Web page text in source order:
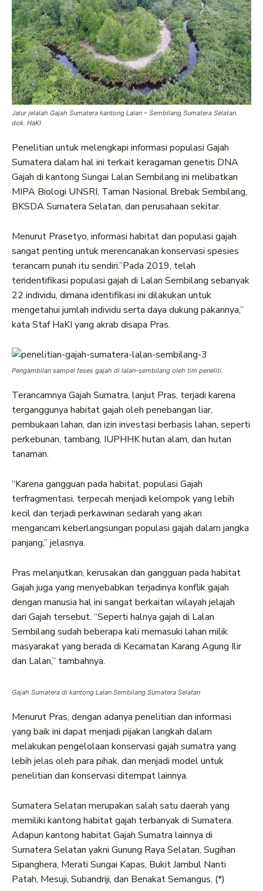
Jalur jelalah Gajah Sumatera kantong Lalan – Sembilang Sumatera Selatan.
dok. HaKI
Penelitian untuk melengkapi informasi populasi Gajah
Sumatera dalam hal ini terkait keragaman genetis DNA
Gajah di kantong Sungai Lalan Sembilang ini melibatkan
MIPA Biologi UNSRI, Taman Nasional Brebak Sembilang,
BKSDA Sumatera Selatan, dan perusahaan sekitar.
Menurut Prasetyo, informasi habitat dan populasi gajah
sangat penting untuk merencanakan konservasi spesies
terancam punah itu sendiri.”Pada 2019, telah
teridentifikasi populasi gajah di Lalan Sembilang sebanyak
22 individu, dimana identifikasi ini dilakukan untuk
mengetahui jumlah individu serta daya dukung pakannya,”
kata Staf HaKI yang akrab disapa Pras.
Pengambilan sampel feses gajah di lalan-sembilang oleh tim peneliti.
Terancamnya Gajah Sumatra, lanjut Pras, terjadi karena
terganggunya habitat gajah oleh penebangan liar,
pembukaan lahan, dan izin investasi berbasis lahan, seperti
perkebunan, tambang, IUPHHK hutan alam, dan hutan
tanaman.
“Karena gangguan pada habitat, populasi Gajah
terfragmentasi, terpecah menjadi kelompok yang lebih
kecil dan terjadi perkawinan sedarah yang akan
mengancam keberlangsungan populasi gajah dalam jangka
panjang,” jelasnya.
Pras melanjutkan, kerusakan dan gangguan pada habitat
Gajah juga yang menyebabkan terjadinya konflik gajah
dengan manusia hal ini sangat berkaitan wilayah jelajah
dari Gajah tersebut. “Seperti halnya gajah di Lalan
Sembilang sudah beberapa kali memasuki lahan milik
masyarakat yang berada di Kecamatan Karang Agung Ilir
dan Lalan,” tambahnya.
Gajah Sumatera di kantong Lalan Sembilang Sumatera Selatan
Menurut Pras, dengan adanya penelitian dan informasi
yang baik ini dapat menjadi pijakan langkah dalam
melakukan pengelolaan konservasi gajah sumatra yang
lebih jelas oleh para pihak, dan menjadi model untuk
penelitian dan konservasi ditempat lainnya.
Sumatera Selatan merupakan salah satu daerah yang
memiliki kantong habitat gajah terbanyak di Sumatera.
Adapun kantong habitat Gajah Sumatra lainnya di
Sumatera Selatan yakni Gunung Raya Selatan, Sugihan
Sipanghera, Merati Sungai Kapas, Bukit Jambul Nanti
Patah, Mesuji, Subandriji, dan Benakat Semangus. (*)